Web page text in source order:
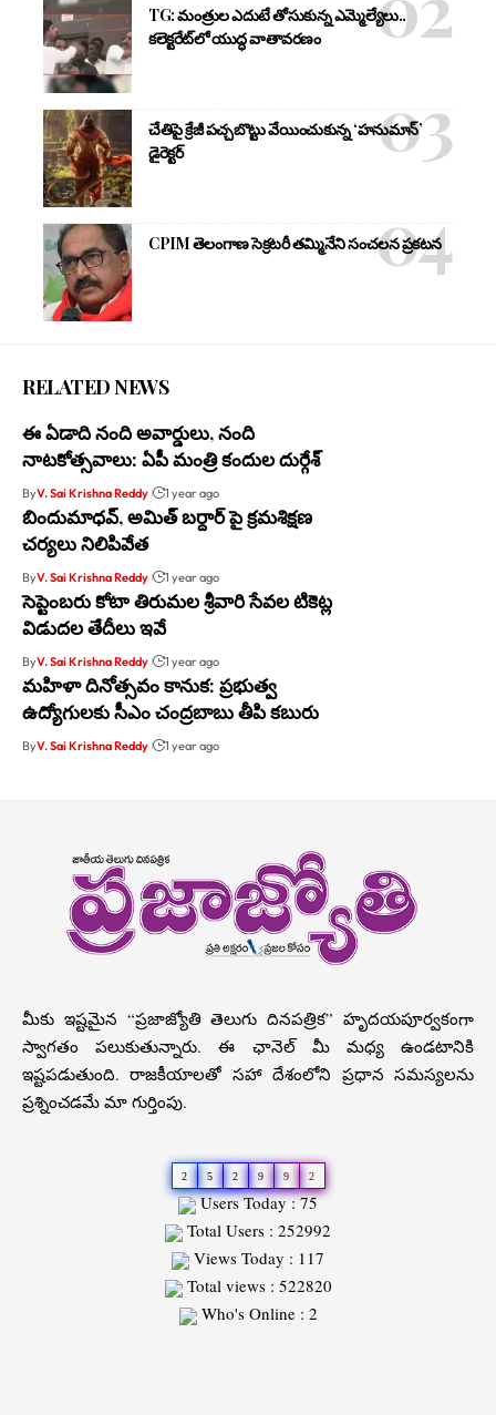
TG: మంత్రుల ఎదుటే తోసుకున్న ఎమ్మెల్యేలు..
కలెక్టరేట్‌లో యుద్ధ వాతావరణం
చేతిపై క్రేజీ పచ్చబొట్టు వేయించుకున్న ‘హనుమాన్’
డైరెక్టర్
CPIM తెలంగాణ సెక్రటరీ తమ్మినేని సంచలన ప్రకటన
RELATED NEWS
ఈ ఏడాది నంది అవార్డులు, నంది
నాటకోత్సవాలు: ఏపీ మంత్రి కందుల దుర్గేశ్
ByV. Sai Krishna Reddy 1 year ago
బిందుమాధవ్, అమిత్ బర్దార్ పై క్రమశిక్షణ
చర్యలు నిలిపివేత
ByV. Sai Krishna Reddy 1 year ago
సెప్టెంబరు కోటా తిరుమల శ్రీవారి సేవల టికెట్ల
విడుదల తేదీలు ఇవే
ByV. Sai Krishna Reddy 1 year ago
మహిళా దినోత్సవం కానుక: ప్రభుత్వ
ఉద్యోగులకు సీఎం చంద్రబాబు తీపి కబురు
ByV. Sai Krishna Reddy 1 year ago
మీకు ఇష్టమైన “ప్రజాజ్యోతి తెలుగు దినపత్రిక” హృదయపూర్వకంగా
స్వాగతం పలుకుతున్నారు. ఈ ఛానెల్ మీ మధ్య ఉండటానికి
ఇష్టపడుతుంది. రాజకీయాలతో సహా దేశంలోని ప్రధాన సమస్యలను
ప్రశ్నించడమే మా గుర్తింపు.
2 5 2 9 9 2
Users Today : 75
Total Users : 252992
Views Today : 117
Total views : 522820
Who's Online : 2